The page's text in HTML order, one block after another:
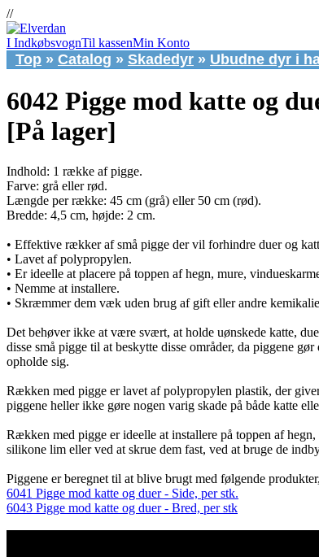
//
I IndkøbsvognTil kassenMin Konto
Top » Catalog » Skadedyr » Ubudne dyr i
6042 Pigge mod katte og
[På lager]
Indhold: 1 række af pigge.
Farve: grå eller rød.
Længde per række: 45 cm (grå) eller 50 cm (rød).
Bredde: 4,5 cm, højde: 2 cm.
• Effektive rækker af små pigge der vil forhindre duer og
• Lavet af polypropylen.
• Er ideelle at placere på toppen af hegn, mure,
• Nemme at installere.
• Skræmmer dem væk uden brug af gift eller andre
Det behøver ikke at være svært, at holde uønskede katte,
disse små pigge til at beskytte disse områder, da piggene
opholde sig.
Rækken med pigge er lavet af polypropylen plastik, der
piggene heller ikke gøre nogen varig skade på både katte
Rækken med pigge er ideelle at installere på toppen af
silikone lim eller ved at skrue dem fast, ved at bruge de
Piggene er beregnet til at blive brugt med følgende
6041 Pigge mod katte og duer - Side, per stk.
6043 Pigge mod katte og duer - Bred, per stk